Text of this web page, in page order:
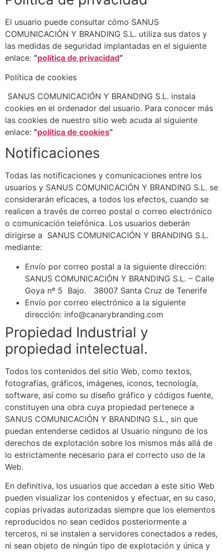
El usuario puede consultar cómo SANUS
COMUNICACIÓN Y BRANDING S.L. utiliza sus datos y
las medidas de seguridad implantadas en el siguiente
enlace: “política de privacidad”
Política de cookies
SANUS COMUNICACIÓN Y BRANDING S.L. instala
cookies en el ordenador del usuario. Para conocer más
las cookies de nuestro sitio web acuda al siguiente
enlace: “política de cookies”
Notificaciones
Todas las notificaciones y comunicaciones entre los
usuarios y SANUS COMUNICACIÓN Y BRANDING S.L. se
considerarán eficaces, a todos los efectos, cuando se
realicen a través de correo postal o correo electrónico
o comunicación telefónica. Los usuarios deberán
dirigirse a SANUS COMUNICACIÓN Y BRANDING S.L.
mediante:
Envío por correo postal a la siguiente dirección:
SANUS COMUNICACIÓN Y BRANDING S.L. – Calle
Goya nº 5 Bajo. 38007 Santa Cruz de Tenerife
Envío por correo electrónico a la siguiente
dirección: info@canarybranding.com
Propiedad Industrial y
propiedad intelectual.
Todos los contenidos del sitio Web, como textos,
fotografías, gráficos, imágenes, iconos, tecnología,
software, así como su diseño gráfico y códigos fuente,
constituyen una obra cuya propiedad pertenece a
SANUS COMUNICACIÓN Y BRANDING S.L., sin que
puedan entenderse cedidos al Usuario ninguno de los
derechos de explotación sobre los mismos más allá de
lo estrictamente necesario para el correcto uso de la
Web.
En definitiva, los usuarios que accedan a este sitio Web
pueden visualizar los contenidos y efectuar, en su caso,
copias privadas autorizadas siempre que los elementos
reproducidos no sean cedidos posteriormente a
terceros, ni se instalen a servidores conectados a redes,
ni sean objeto de ningún tipo de explotación y única y